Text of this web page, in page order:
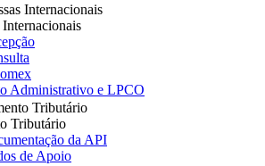
Internacionais
Internacionais
Administrativo e LPCO
Tributário
Tributário
da API
de Apoio